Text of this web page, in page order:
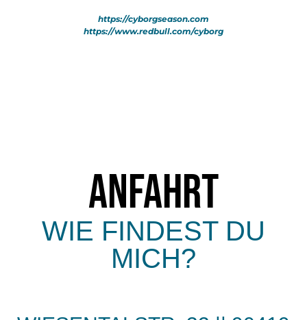
https://cyborgseason.com
https://www.redbull.com/cyborg
ANFAHRT
WIE FINDEST DU
MICH?